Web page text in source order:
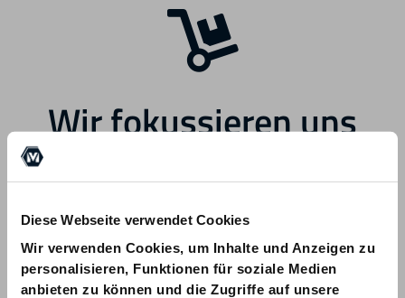
Diese Webseite verwendet Cookies
Wir verwenden Cookies, um Inhalte und Anzeigen zu
personalisieren, Funktionen für soziale Medien
anbieten zu können und die Zugriffe auf unsere
Wir fokussieren uns
zukünftig auf andere
Bereiche.